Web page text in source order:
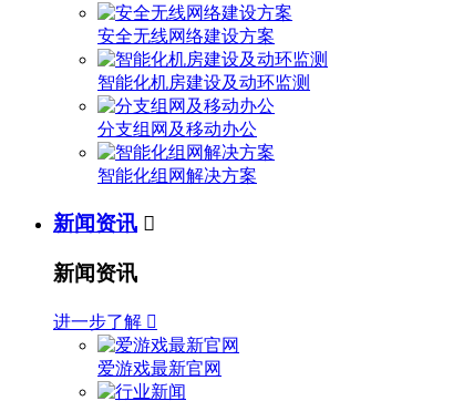
安全无线网络建设方案
智能化机房建设及动环监测
分支组网及移动办公
智能化组网解决方案
新闻资讯 
新闻资讯
进一步了解 
爱游戏最新官网